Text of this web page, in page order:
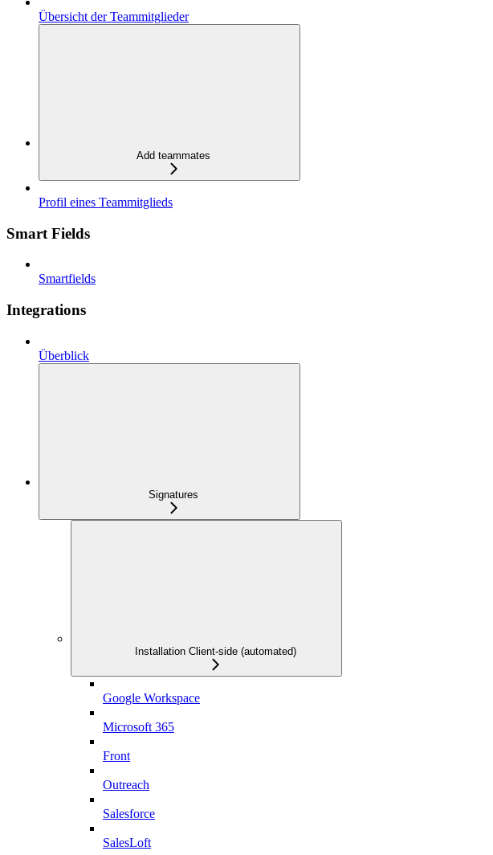
Übersicht der Teammitglieder
Add teammates
Profil eines Teammitglieds
Smart Fields
Smartfields
Integrations
Überblick
Signatures
Installation Client-side (automated)
Google Workspace
Microsoft 365
Front
Outreach
Salesforce
SalesLoft